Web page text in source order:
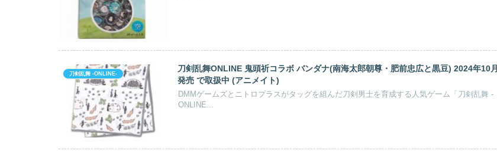
刀剣乱舞 -ONLINE-
刀剣乱舞ONLINE 鬼頭祈コラボ バンダナ(南海太郎朝尊・肥前忠広と黒豆) 2024年10月
発売 で取扱中 (アニメイト)
DMMゲームズとニトロプラスがタッグを組んだ刀剣男士を育成する人気ゲーム「刀剣乱舞 -
ONLINE...